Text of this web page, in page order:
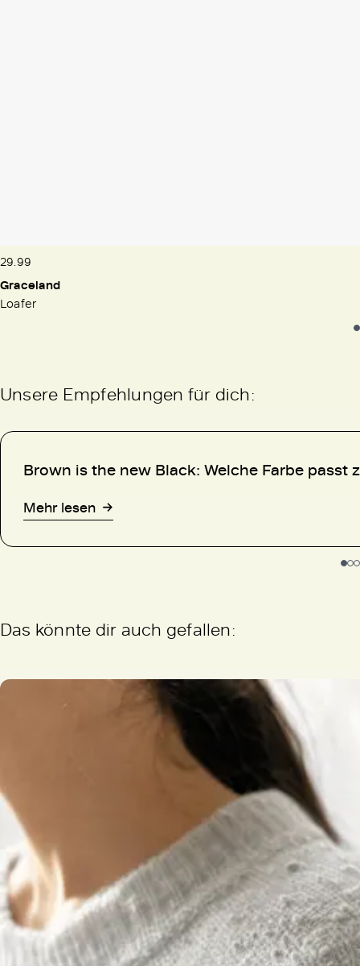
29.99
Graceland
Loafer
Unsere Empfehlungen für dich:
Brown is the new Black: Welche Farbe passt
Mehr lesen
Das könnte dir auch gefallen: